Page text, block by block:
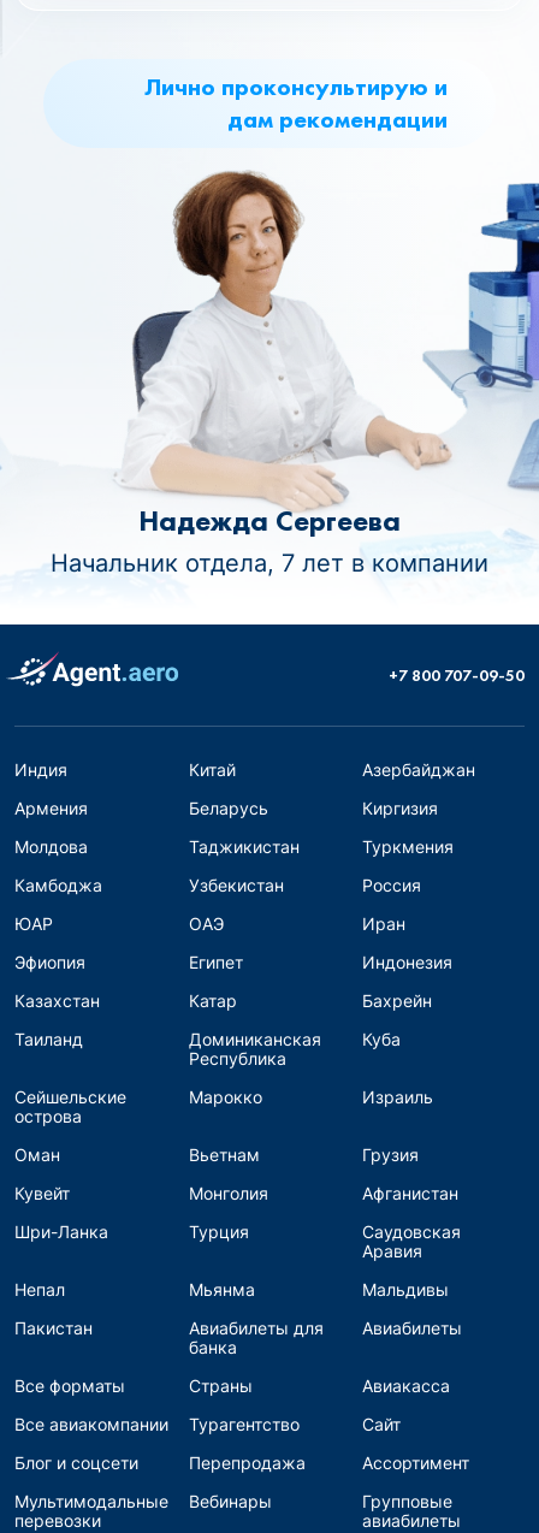
Лично проконсультирую и
дам рекомендации
Надежда Сергеева
Начальник отдела, 7 лет в компании
+7 800 707-09-50
Индия Китай
Азербайджан
Армения
Беларусь
Киргизия
Молдова
Таджикистан
Туркмения
Камбоджа
Узбекистан
Россия
ЮАР
ОАЭ
Иран
Эфиопия
Египет
Индонезия
Казахстан
Катар
Бахрейн
Таиланд
Доминиканская
Республика
Куба
Сейшельские
острова
Марокко Израиль
Оман Вьетнам
Грузия
Кувейт
Монголия
Афганистан
Шри-Ланка
Турция
Саудовская
Аравия
Непал
Мьянма
Мальдивы
Пакистан
Авиабилеты для
банка
Авиабилеты
Все форматы Страны
Авиакасса
Все авиакомпании
Турагентство
Сайт
Блог и соцсети
Перепродажа
Ассортимент
Мультимодальные
перевозки
Вебинары
Групповые
авиабилеты